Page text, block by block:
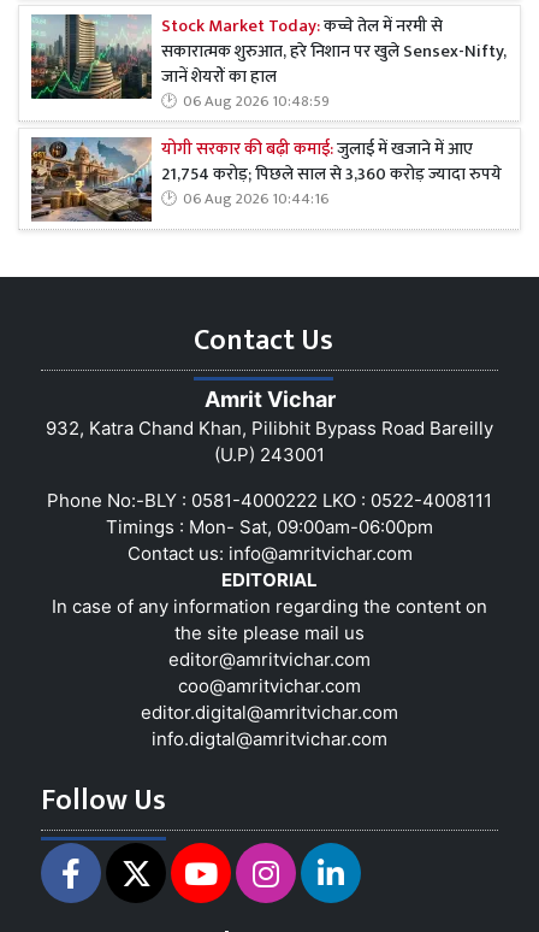
Stock Market Today:कच्चे तेल में नरमी से
सकारात्मक शुरुआत, हरे निशान पर खुले Sensex-Nifty,
जानें शेयरों का हाल
06 Aug 2026 10:48:59
योगी सरकार की बढ़ी कमाई:जुलाई में खजाने में आए
21,754 करोड़; पिछले साल से 3,360 करोड़ ज्यादा रुपये
06 Aug 2026 10:44:16
Contact Us
Amrit Vichar
932, Katra Chand Khan, Pilibhit Bypass Road Bareilly
(U.P) 243001
Phone No:-BLY : 0581-4000222 LKO : 0522-4008111
Timings : Mon- Sat, 09:00am-06:00pm
Contact us: info@amritvichar.com
EDITORIAL
In case of any information regarding the content on
the site please mail us
editor@amritvichar.com
coo@amritvichar.com
editor.digital@amritvichar.com
info.digtal@amritvichar.com
Follow Us